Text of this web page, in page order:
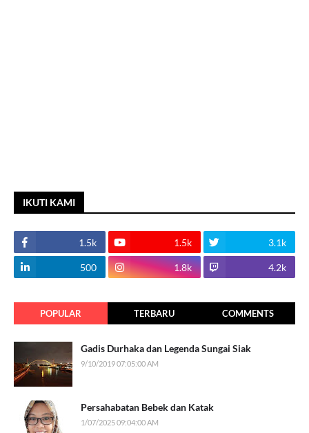
IKUTI KAMI
1.5k 1.5k 3.1k
500 1.8k 4.2k
POPULAR TERBARU COMMENTS
Gadis Durhaka dan Legenda Sungai Siak
9/10/2019 07:05:00 AM
Persahabatan Bebek dan Katak
1/07/2025 09:04:00 AM